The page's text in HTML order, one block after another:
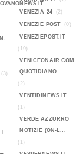
(3)
VENEZIA 24 (2)
VENEZIE POST (0)
VENEZIEPOST.IT
(19)
VENICEONAIR.COM
QUOTIDIANO ...
(2)
VENTIDINEWS.IT
(1)
VERDE AZZURRO
NOTIZIE (ON-L...
(1)